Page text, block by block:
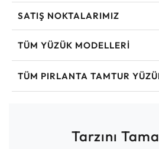
SATIŞ NOKTALARIMIZ
TÜM YÜZÜK MODELLERI
TÜM PIRLANTA TAMTUR
Tarzını